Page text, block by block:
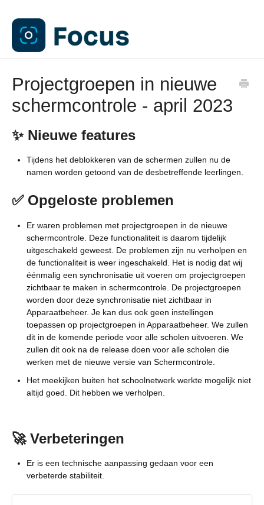
Projectgroepen in nieuwe
schermcontrole - april 2023
✨ Nieuwe features
Tijdens het deblokkeren van de schermen zullen nu de
namen worden getoond van de desbetreffende leerlingen.
✅ Opgeloste problemen
Er waren problemen met projectgroepen in de nieuwe
schermcontrole. Deze functionaliteit is daarom tijdelijk
uitgeschakeld geweest. De problemen zijn nu verholpen en
de functionaliteit is weer ingeschakeld. Het is nodig dat wij
éénmalig een synchronisatie uit voeren om projectgroepen
zichtbaar te maken in schermcontrole. De projectgroepen
worden door deze synchronisatie niet zichtbaar in
Apparaatbeheer. Je kan dus ook geen instellingen
toepassen op projectgroepen in Apparaatbeheer. We zullen
dit in de komende periode voor alle scholen uitvoeren. We
zullen dit ook na de release doen voor alle scholen die
werken met de nieuwe versie van Schermcontrole.
Het meekijken buiten het schoolnetwerk werkte mogelijk niet
altijd goed. Dit hebben we verholpen.
🚀 Verbeteringen
Er is een technische aanpassing gedaan voor een
verbeterde stabiliteit.